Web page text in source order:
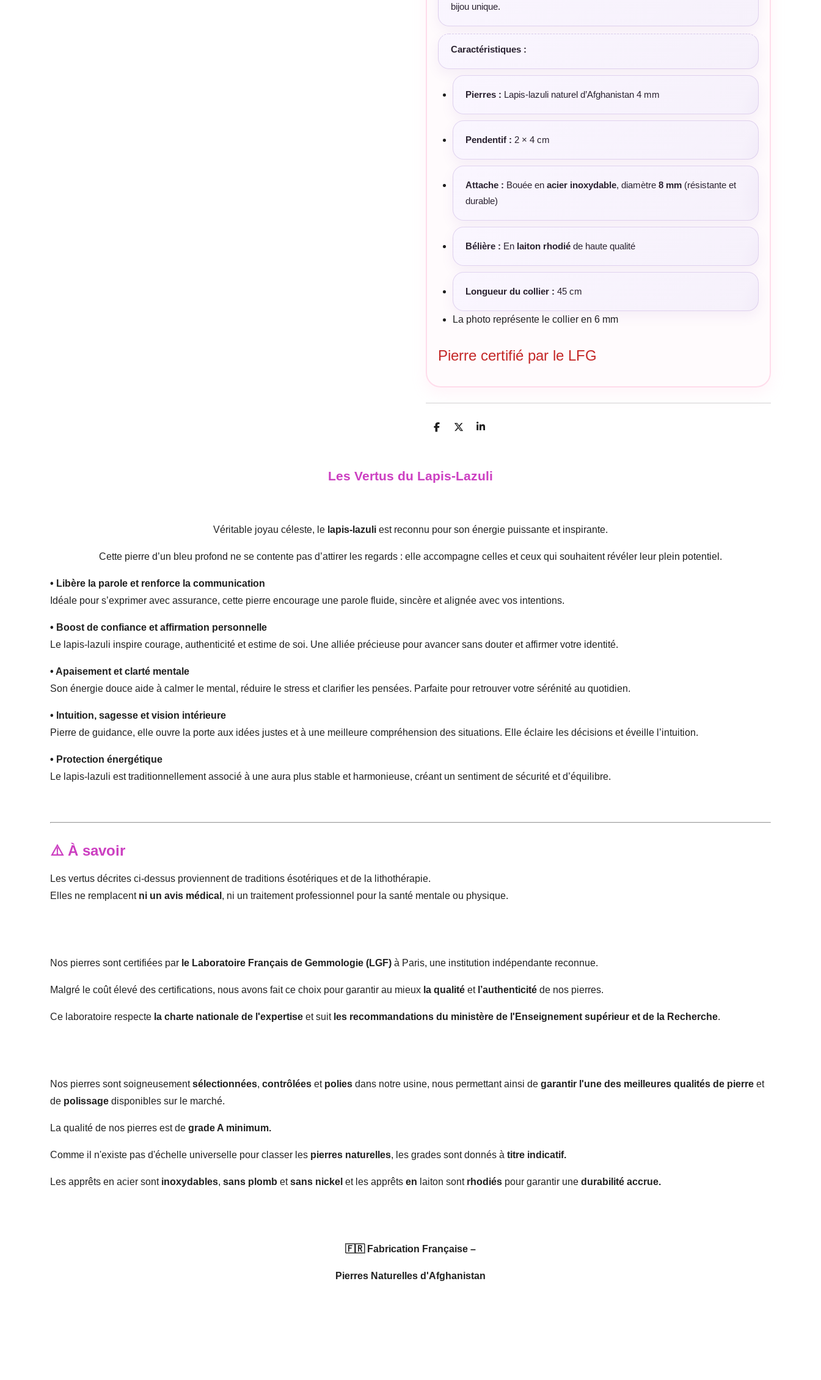
bijou unique.
Caractéristiques :
Pierres : Lapis-lazuli naturel d’Afghanistan 4 mm
Pendentif : 2 × 4 cm
Attache : Bouée en acier inoxydable, diamètre 8 mm (résistante et
durable)
Bélière : En laiton rhodié de haute qualité
Longueur du collier : 45 cm
La photo représente le collier en 6 mm
Pierre certifié par le LFG
P
g
P
a
g
P
g
Les Vertus du Lapis-Lazuli
Véritable joyau céleste, le lapis-lazuli est reconnu pour son énergie puissante et inspirante.
Cette pierre d’un bleu profond ne se contente pas d’attirer les regards : elle accompagne celles et ceux qui souhaitent révéler leur plein potentiel.
• Libère la parole et renforce la communication
Idéale pour s’exprimer avec assurance, cette pierre encourage une parole fluide, sincère et alignée avec vos intentions.
• Boost de confiance et affirmation personnelle
Le lapis-lazuli inspire courage, authenticité et estime de soi. Une alliée précieuse pour avancer sans douter et affirmer votre identité.
• Apaisement et clarté mentale
Son énergie douce aide à calmer le mental, réduire le stress et clarifier les pensées. Parfaite pour retrouver votre sérénité au quotidien.
• Intuition, sagesse et vision intérieure
Pierre de guidance, elle ouvre la porte aux idées justes et à une meilleure compréhension des situations. Elle éclaire les décisions et éveille l’intuition.
• Protection énergétique
Le lapis-lazuli est traditionnellement associé à une aura plus stable et harmonieuse, créant un sentiment de sécurité et d’équilibre.
⚠️ À savoir
Les vertus décrites ci-dessus proviennent de traditions ésotériques et de la lithothérapie.
Elles ne remplacent ni un avis médical , ni un traitement professionnel pour la santé mentale ou physique.
Nos pierres sont certifiées par le Laboratoire Français de Gemmologie (LGF) à Paris, une institution indépendante reconnue.
Malgré le coût élevé des certifications, nous avons fait ce choix pour garantir au mieux la qualité et l’authenticité de nos pierres.
Ce laboratoire respecte la charte nationale de l'expertise et suit les recommandations du ministère de l'Enseignement supérieur et de la Recherche.
Nos pierres sont soigneusement sélectionnées, contrôlées et polies dans notre usine, nous permettant ainsi de garantir l'une des meilleures qualités de pierre et
de polissage disponibles sur le marché.
La qualité de nos pierres est de grade A minimum.
Comme il n'existe pas d'échelle universelle pour classer les pierres naturelles, les grades sont donnés à titre indicatif.
Les apprêts en acier sont inoxydables, sans plomb et sans nickel et les apprêts en laiton sont rhodiés pour garantir une durabilité accrue.
🇫🇷 Fabrication Française –
Pierres Naturelles d'Afghanistan